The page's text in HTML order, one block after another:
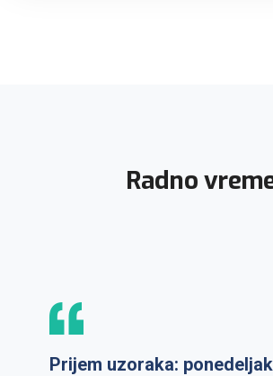
Radno
Prijem uzoraka: